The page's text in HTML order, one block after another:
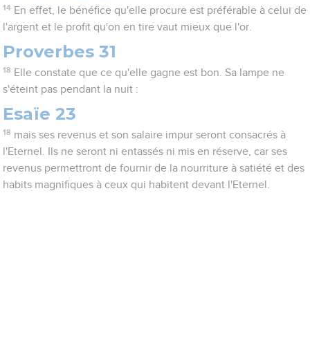
14 En effet, le bénéfice qu'elle procure est préférable à celui de
l'argent et le profit qu'on en tire vaut mieux que l'or.
Proverbes 31
18 Elle constate que ce qu'elle gagne est bon. Sa lampe ne
s'éteint pas pendant la nuit :
Esaïe 23
18 mais ses revenus et son salaire impur seront consacrés à
l'Eternel. Ils ne seront ni entassés ni mis en réserve, car ses
revenus permettront de fournir de la nourriture à satiété et des
habits magnifiques à ceux qui habitent devant l'Eternel.